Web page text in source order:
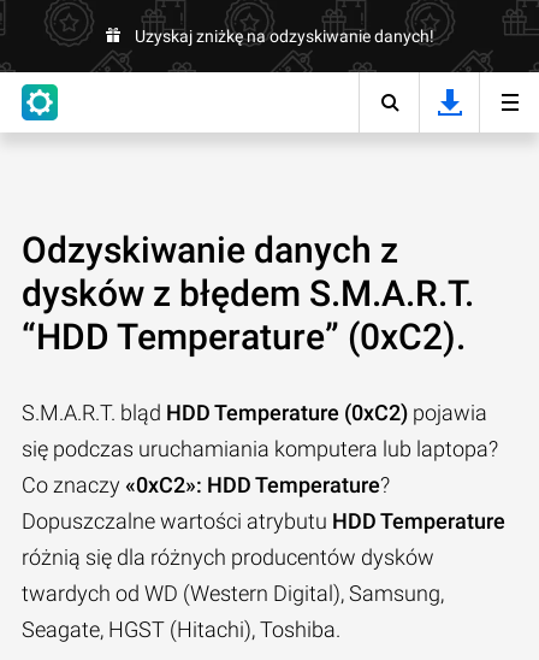
Uzyskaj zniżkę na odzyskiwanie danych!
Odzyskiwanie danych z
dysków z błędem S.M.A.R.T.
“HDD Temperature” (0xC2).
S.M.A.R.T. bląd HDD Temperature (0xC2) pojawia
się podczas uruchamiania komputera lub laptopa?
Co znaczy«0xC2»: HDD Temperature?
Dopuszczalne wartości atrybutu HDD Temperature
różnią się dla różnych producentów dysków
twardych od WD (Western Digital), Samsung,
Seagate, HGST (Hitachi), Toshiba.